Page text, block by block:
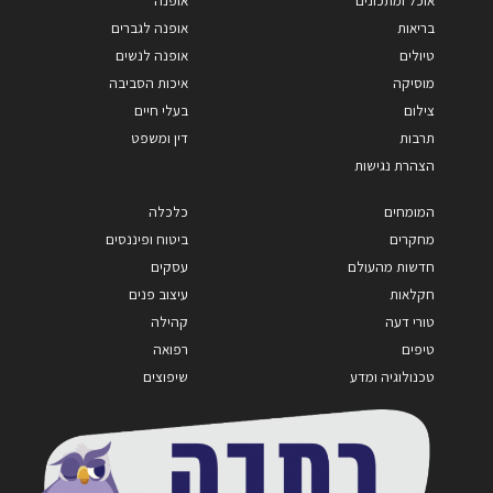
בריאות
טיולים
מוסיקה
צילום
תרבות
הצהרת נגישות
אופנה לגברים
אופנה לנשים
איכות הסביבה
בעלי חיים
דין ומשפט
המומחים
מחקרים
חדשות מהעולם
חקלאות
טורי דעה
טיפים
טכנולוגיה ומדע
כלכלה
ביטוח ופיננסים
עסקים
עיצוב פנים
קהילה
רפואה
שיפוצים